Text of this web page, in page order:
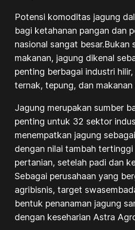
Potensi komoditas jagung
bagi ketahanan pangan dan
nasional sangat besar.Bukan
makanan, jagung dikenal
penting berbagai industri
ternak, tepung, dan makanan
Jagung merupakan sumber
penting untuk 32 sektor
menempatkan jagung
dengan nilai tambah
pertanian, setelah padi dan
Sebagai perusahaan yang
agribisnis, target
bentuk penanaman jagung
dengan keseharian Astra